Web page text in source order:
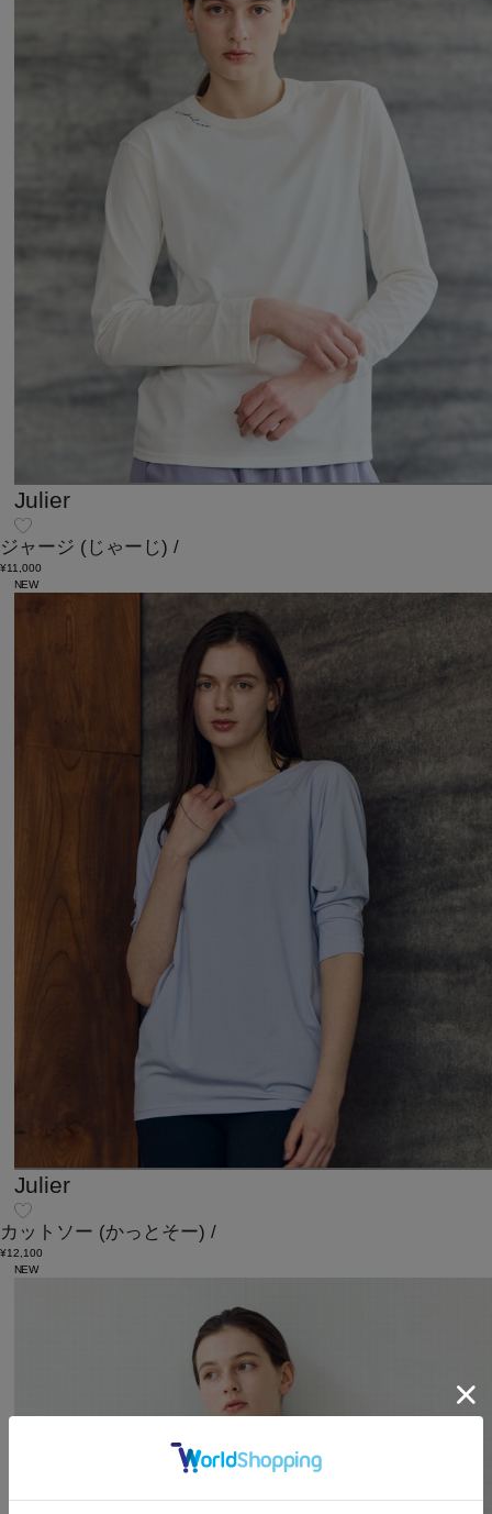
Julier
ジャージ (じゃーじ) /
¥11,000
NEW
Julier
カットソー (かっとそー) /
¥12,100
NEW